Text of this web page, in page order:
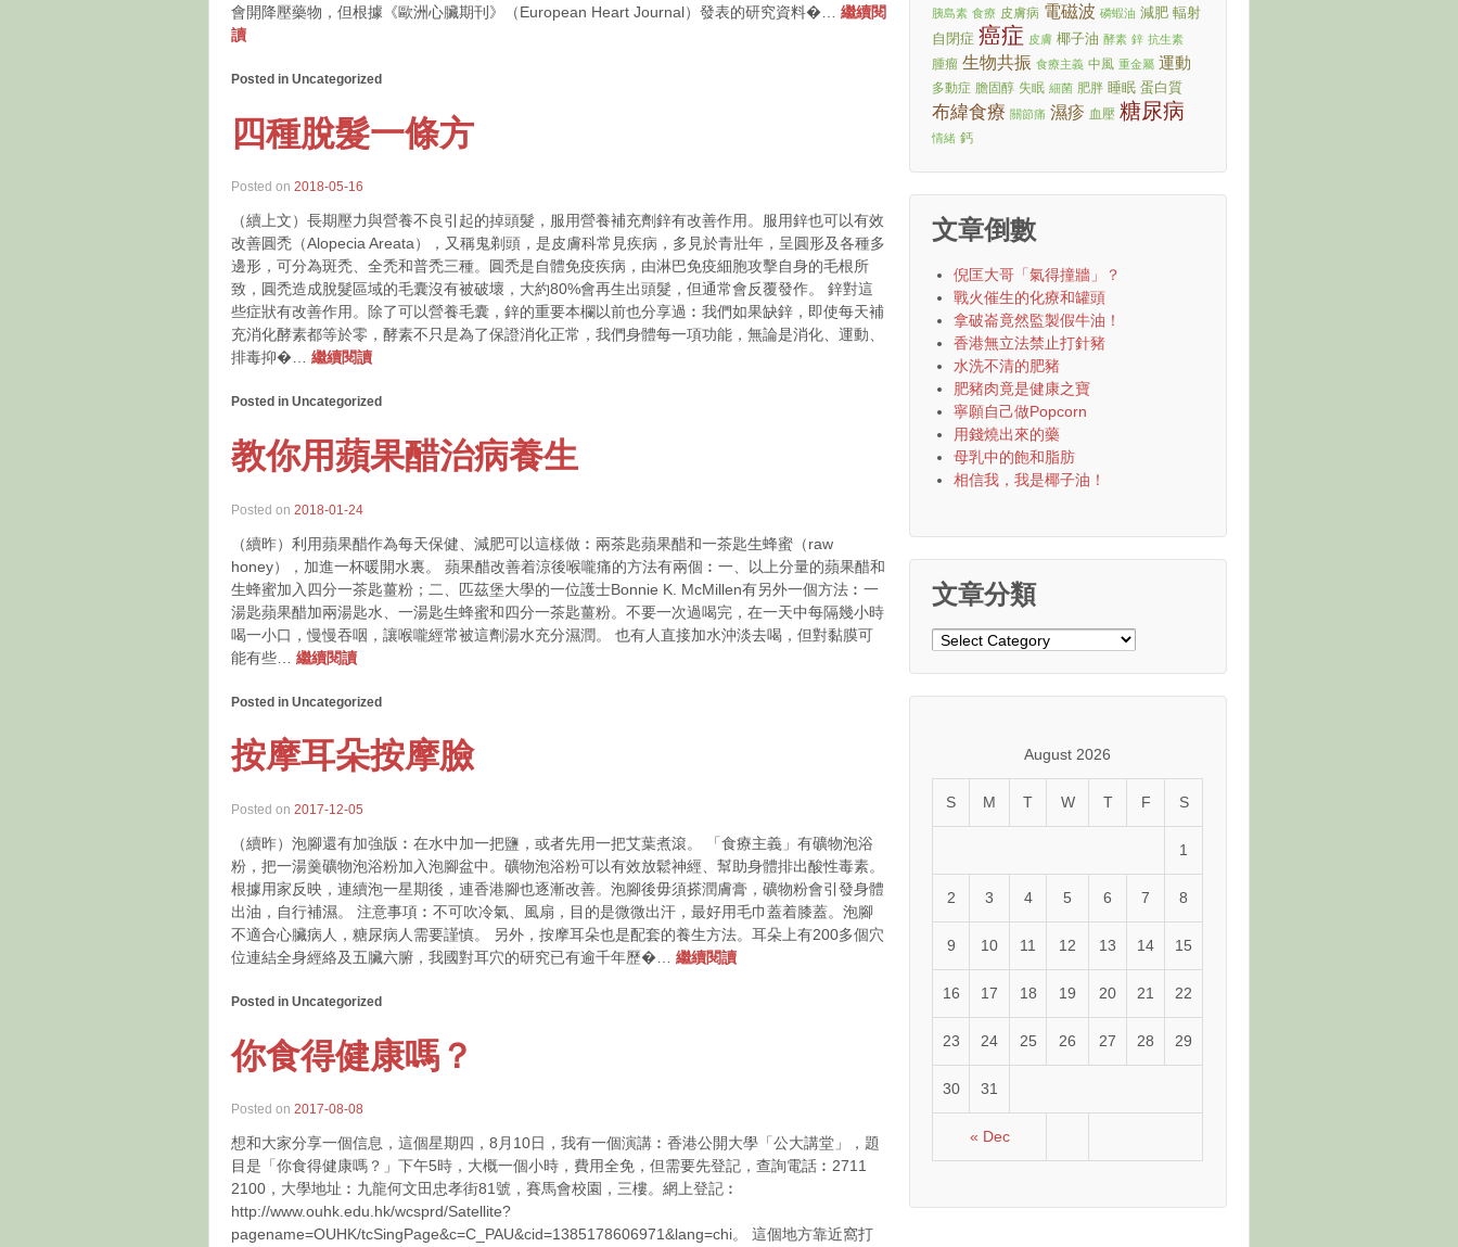
會開降壓藥物，但根據《歐洲心臟期刊》（European Heart Journal）發表的研究資料�… 繼續閱
讀
Posted in Uncategorized
四種脫髮一條方
Posted on 2018-05-16
（續上文）長期壓力與營養不良引起的掉頭髮，服用營養補充劑鋅有改善作用。服用鋅也可以有效
改善圓禿（Alopecia Areata），又稱鬼剃頭，是皮膚科常見疾病，多見於青壯年，呈圓形及各種多
邊形，可分為斑禿、全禿和普禿三種。圓禿是自體免疫疾病，由淋巴免疫細胞攻擊自身的毛根所
致，圓禿造成脫髮區域的毛囊沒有被破壞，大約80%會再生出頭髮，但通常會反覆發作。 鋅對這
些症狀有改善作用。除了可以營養毛囊，鋅的重要本欄以前也分享過︰我們如果缺鋅，即使每天補
充消化酵素都等於零，酵素不只是為了保證消化正常，我們身體每一項功能，無論是消化、運動、
排毒抑�… 繼續閱讀
Posted in Uncategorized
教你用蘋果醋治病養生
Posted on 2018-01-24
（續昨）利用蘋果醋作為每天保健、減肥可以這樣做︰兩茶匙蘋果醋和一茶匙生蜂蜜（raw
honey），加進一杯暖開水裏。 蘋果醋改善着涼後喉嚨痛的方法有兩個︰一、以上分量的蘋果醋和
生蜂蜜加入四分一茶匙薑粉；二、匹茲堡大學的一位護士Bonnie K. McMillen有另外一個方法︰一
湯匙蘋果醋加兩湯匙水、一湯匙生蜂蜜和四分一茶匙薑粉。不要一次過喝完，在一天中每隔幾小時
喝一小口，慢慢吞咽，讓喉嚨經常被這劑湯水充分濕潤。 也有人直接加水沖淡去喝，但對黏膜可
能有些… 繼續閱讀
Posted in Uncategorized
按摩耳朵按摩臉
Posted on 2017-12-05
（續昨）泡腳還有加強版︰在水中加一把鹽，或者先用一把艾葉煮滾。 「食療主義」有礦物泡浴
粉，把一湯羹礦物泡浴粉加入泡腳盆中。礦物泡浴粉可以有效放鬆神經、幫助身體排出酸性毒素。
根據用家反映，連續泡一星期後，連香港腳也逐漸改善。泡腳後毋須搽潤膚膏，礦物粉會引發身體
出油，自行補濕。 注意事項︰不可吹冷氣、風扇，目的是微微出汗，最好用毛巾蓋着膝蓋。泡腳
不適合心臟病人，糖尿病人需要謹慎。 另外，按摩耳朵也是配套的養生方法。耳朵上有200多個穴
位連結全身經絡及五臟六腑，我國對耳穴的研究已有逾千年歷�… 繼續閱讀
Posted in Uncategorized
你食得健康嗎？
Posted on 2017-08-08
想和大家分享一個信息，這個星期四，8月10日，我有一個演講︰香港公開大學「公大講堂」，題
目是「你食得健康嗎？」下午5時，大概一個小時，費用全免，但需要先登記，查詢電話︰2711
2100，大學地址︰九龍何文田忠孝街81號，賽馬會校園，三樓。網上登記︰
http://www.ouhk.edu.hk/wcsprd/Satellite?
pagename=OUHK/tcSingPage&c=C_PAU&cid=1385178606971&lang=chi。 這個地方靠近窩打
胰島素 食療 皮膚病 電磁波 磷蝦油 減肥 輻射
自閉症 癌症 皮膚 椰子油 酵素 鋅 抗生素
腫瘤 生物共振 食療主義 中風 重金屬 運動
多動症 膽固醇 失眠 細菌 肥胖 睡眠 蛋白質
布緯食療 關節痛 濕疹 血壓 糖尿病
情緒 鈣
文章倒數
倪匡大哥「氣得撞牆」？
戰火催生的化療和罐頭
拿破崙竟然監製假牛油！
香港無立法禁止打針豬
水洗不清的肥豬
肥豬肉竟是健康之寶
寧願自己做Popcorn
用錢燒出來的藥
母乳中的飽和脂肪
相信我，我是椰子油！
文章分類
文
August 2026
S M T W T F S
« Dec
1
2 3 4 5 6 7 8
9 10 11 12 13 14 15
16 17 18 19 20 21 22
23 24 25 26 27 28 29
30 31